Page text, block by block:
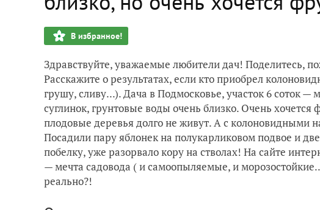
В избранное!
Здравствуйте, уважаемые любители дач! Поделитесь,
Расскажите о результатах, если кто приобрел
грушу, сливу...). Дача в Подмосковье, участок 6 соток
суглинок, грунтовые воды очень близко. Очень
плодовые деревья долго не живут. А с колоновидными
Посадили пару яблонек на полукарликовом подвое и
побелку, уже разорвало кору на стволах! На сайте
— мечта садовода ( и самоопыляемые, и
реально?!